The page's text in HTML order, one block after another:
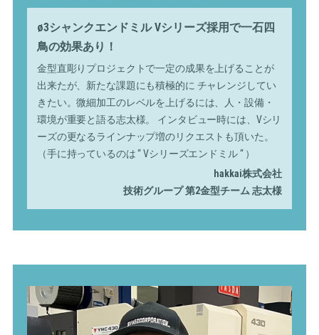
ø3シャンクエンドミル Vシリーズ採用で一石四
鳥の効果あり！
金型直彫りプロジェクトで一定の成果を上げることが
出来たが、新たな課題にも積極的に チャレンジしてい
きたい。微細加工のレベルを上げるには、人・設備・
環境が重要と語る志太様。 インタビュー時には、Vシリ
ーズの更なるラインナップ増のリクエストも頂いた。
（手に持っているのは “ Vシリーズエンドミル “ ）
hakkai株式会社
技術グループ 第2金型チーム 志太様